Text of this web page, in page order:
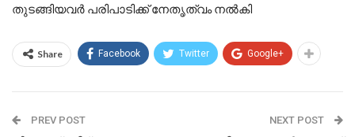
തുടങ്ങിയവർ പരിപാടിക്ക് നേതൃത്വം നൽകി
Share Facebook Twitter Google+
PREV POST NEXT POST